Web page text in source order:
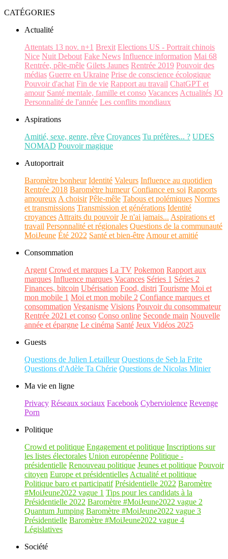
CATÉGORIES
Actualité
Attentats 13 nov. n+1 Brexit Elections US - Portrait chinois
Nice Nuit Debout Fake News Influence information Mai 68
Rentrée, pêle-mêle Gilets Jaunes Rentrée 2019 Pouvoir des
médias Guerre en Ukraine Prise de conscience écologique
Pouvoir d'achat Fin de vie Rapport au travail ChatGPT et
amour Santé mentale, famille et conso Vacances Actualités JO
Personnalité de l'année Les conflits mondiaux
Aspirations
Amitié, sexe, genre, rêve Croyances Tu préfères... ? UDES
NOMAD Pouvoir magique
Autoportrait
Baromètre bonheur Identité Valeurs Influence au quotidien
Rentrée 2018 Baromètre humeur Confiance en soi Rapports
amoureux A choisir Pêle-mêle Tabous et polémiques Normes
et transmissions Transmission et générations Identité
croyances Attraits du pouvoir Je n'ai jamais... Aspirations et
travail Personnalité et régionales Questions de la communauté
MoiJeune Été 2022 Santé et bien-être Amour et amitié
Consommation
Argent Crowd et marques La TV Pokemon Rapport aux
marques Influence marques Vacances Séries 1 Séries 2
Finances, bitcoin Ubérisation Food, distri Tourisme Moi et
mon mobile 1 Moi et mon mobile 2 Confiance marques et
consommation Veganisme Visions Pouvoir du consommateur
Rentrée 2021 et conso Conso online Seconde main Nouvelle
année et épargne Le cinéma Santé Jeux Vidéos 2025
Guests
Questions de Julien Letailleur Questions de Seb la Frite
Questions d'Adèle Ta Chérie Questions de Nicolas Minier
Ma vie en ligne
Privacy Réseaux sociaux Facebook Cyberviolence Revenge
Porn
Politique
Crowd et politique Engagement et politique Inscriptions sur
les listes électorales Union européenne Politique -
présidentielle Renouveau politique Jeunes et politique Pouvoir
citoyen Europe et présidentielles Actualité et politique
Politique baro et participatif Présidentielle 2022 Baromètre
#MoiJeune2022 vague 1 Tips pour les candidats à la
Présidentielle 2022 Baromètre #MoiJeune2022 vague 2
Quantum Jumping Baromètre #MoiJeune2022 vague 3
Présidentielle Baromètre #MoiJeune2022 vague 4
Législatives
Société